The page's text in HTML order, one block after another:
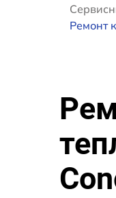
Ремонт